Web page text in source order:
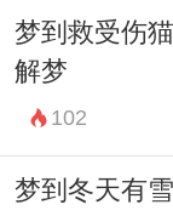
我们可以更
和情感，找
达到心灵的
梦到救受伤
解梦
102
梦到冬天有